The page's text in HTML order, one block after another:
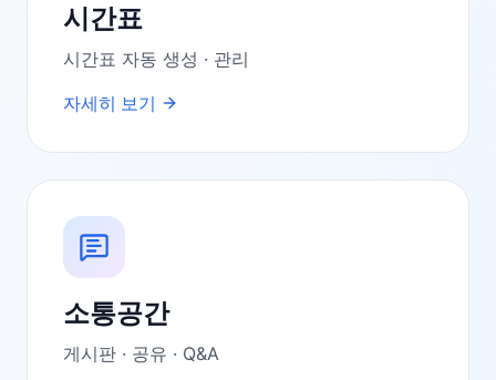
시간표
시간표 자동 생성 · 관리
자세히 보기
소통공간
게시판 · 공유 · Q&A